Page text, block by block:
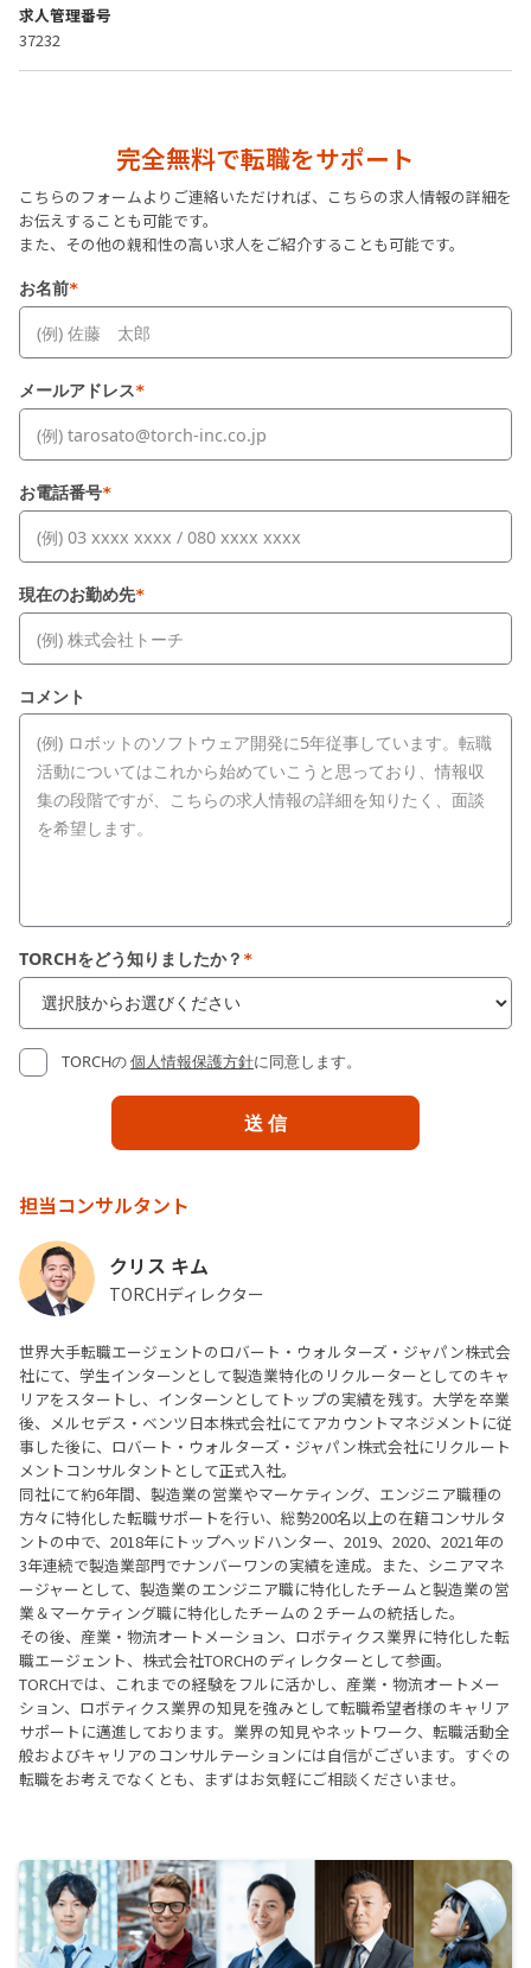
求人管理番号
37232
完全無料で転職をサポート
こちらのフォームよりご連絡いただければ、こちらの求人情報の詳細を
お伝えすることも可能です。
また、その他の親和性の高い求人をご紹介することも可能です。
お名前*
メールアドレス*
お電話番号*
現在のお勤め先*
コメント
TORCHをどう知りましたか？ *
TORCHの個人情報保護方針に同意します。
担当コンサルタント
クリス キム
TORCHディレクター
世界大手転職エージェントのロバート・ウォルターズ・ジャパン株式会
社にて、学生インターンとして製造業特化のリクルーターとしてのキャ
リアをスタートし、インターンとしてトップの実績を残す。大学を卒業
後、メルセデス・ベンツ日本株式会社にてアカウントマネジメントに従
事した後に、ロバート・ウォルターズ・ジャパン株式会社にリクルート
メントコンサルタントとして正式入社。
同社にて約6年間、製造業の営業やマーケティング、エンジニア職種の
方々に特化した転職サポートを行い、総勢200名以上の在籍コンサルタ
ントの中で、2018年にトップヘッドハンター、2019、2020、2021年の
3年連続で製造業部門でナンバーワンの実績を達成。また、シニアマネ
ージャーとして、製造業のエンジニア職に特化したチームと製造業の営
業＆マーケティング職に特化したチームの２チームの統括した。
その後、産業・物流オートメーション、ロボティクス業界に特化した転
職エージェント、株式会社TORCHのディレクターとして参画。
TORCHでは、これまでの経験をフルに活かし、産業・物流オートメー
ション、ロボティクス業界の知見を強みとして転職希望者様のキャリア
サポートに邁進しております。業界の知見やネットワーク、転職活動全
般およびキャリアのコンサルテーションには自信がございます。すぐの
転職をお考えでなくとも、まずはお気軽にご相談くださいませ。